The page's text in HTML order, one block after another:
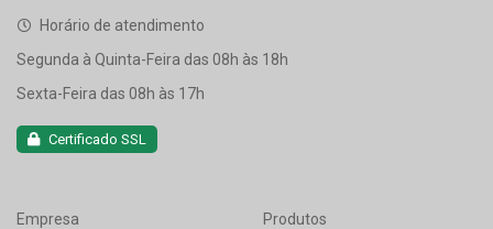
Horário de atendimento
Segunda à Quinta-Feira das 08h às 18h
Sexta-Feira das 08h às 17h
Certificado SSL
Empresa Produtos